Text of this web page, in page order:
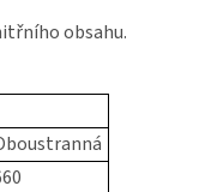
obsahu.